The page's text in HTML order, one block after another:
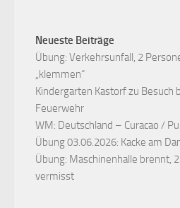
Neueste Beiträge
Übung: Verkehrsunfall, 2
„klemmen“
Kindergarten Kastorf zu Besuch
Feuerwehr
WM: Deutschland – Curacao /
Übung 03.06.2026: Kacke am
Übung: Maschinenhalle brennt,
vermisst